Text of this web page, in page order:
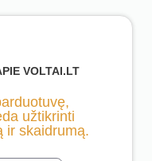
VOLTAI.LT
užtikrinti
ir skaidrumą.